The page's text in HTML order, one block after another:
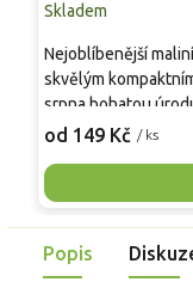
Skladem
od 149 Kč / ks
Nejoblíbenější
skvělým
srpna bohatou
Pevné vzpřímené
Mrazuvzdornost do
skvělou volbu pro
Popis